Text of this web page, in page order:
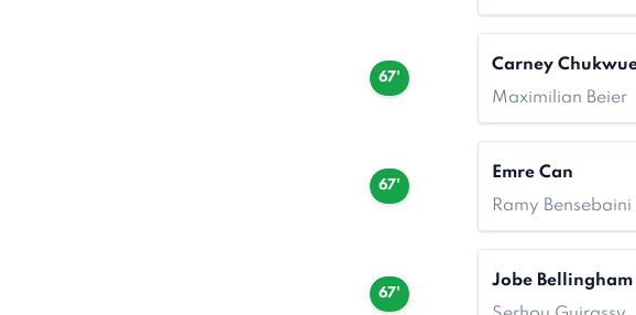
67'
Carney
Maximilian Beier
67'
Emre Can
Ramy Bensebaini
67'
Jobe Bellingham